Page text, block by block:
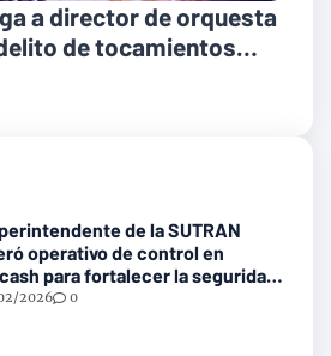
a director de orquesta
de tocamientos
de la SUTRAN
operativo de control en
para fortalecer la seguridad
vías nacionales
2026 0